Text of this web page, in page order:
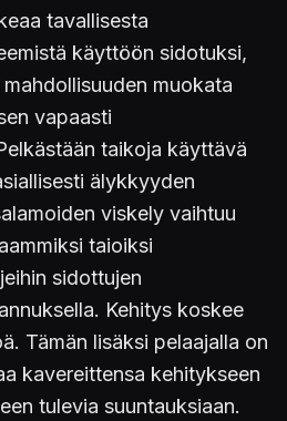
tavallisesta
käyttöön sidotuksi,
muokata
vapaasti
taikoja käyttävä
älykkyyden
viskely vaihtuu
taioiksi
sidottujen
Kehitys koskee
Tämän lisäksi pelaajalla on
kavereittensa kehitykseen
tulevia suuntauksiaan.